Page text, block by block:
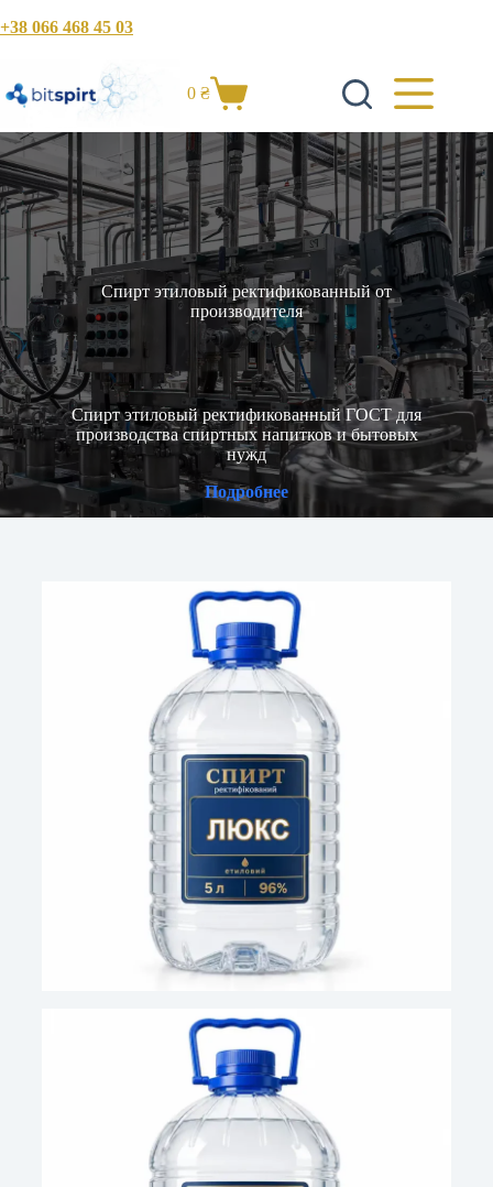
к
+38 066 468 45 03
Корзина
0 ₴
Спирт этиловый ректификованный от
производителя
Спирт этиловый ректификованный ГОСТ для
производства спиртных напитков и бытовых
нужд
Подробнее